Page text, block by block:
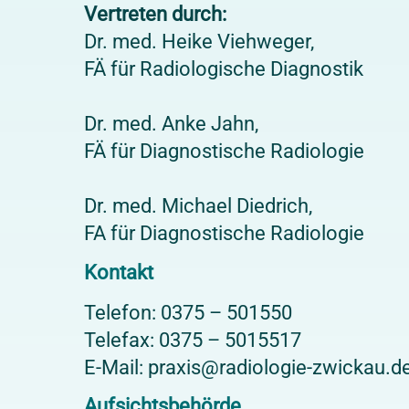
Vertreten durch:
Dr. med. Heike Viehweger,
FÄ für Radiologische Diagnostik
Dr. med. Anke Jahn,
FÄ für Diagnostische Radiologie
Dr. med. Michael Diedrich,
FA für Diagnostische Radiologie
Kontakt
Telefon: 0375 – 501550
Telefax: 0375 – 5015517
E-Mail: praxis@radiologie-